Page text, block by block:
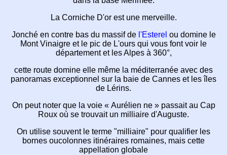
La Corniche D'or est une merveille.
Jonché en contre bas du massif de l'Esterel ou domine le
Mont Vinaigre et le pic de L'ours qui vous font voir le
département et les Alpes à 360°,
cette route domine elle même la méditerranée avec des
panoramas exceptionnel sur la baie de Cannes et les îles
de Lérins.
On peut noter que la voie « Aurélien ne » passait au Cap
Roux où se trouvait un milliaire d'Auguste.
On utilise souvent le terme "milliaire" pour qualifier les
bornes oucolonnes itinéraires romaines, mais cette
appellation globale